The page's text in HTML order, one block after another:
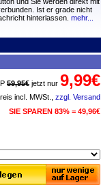
Ist er grade nicht
hinterlassen. mehr...
59,95€ jetzt nur 9,99€
incl. MWSt., zzgl. Versand
SIE SPAREN 83% = 49,96€